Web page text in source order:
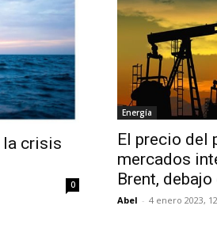
la crisis
0
Energía
El precio del
mercados
Brent,
Abel - 4 enero 2023,